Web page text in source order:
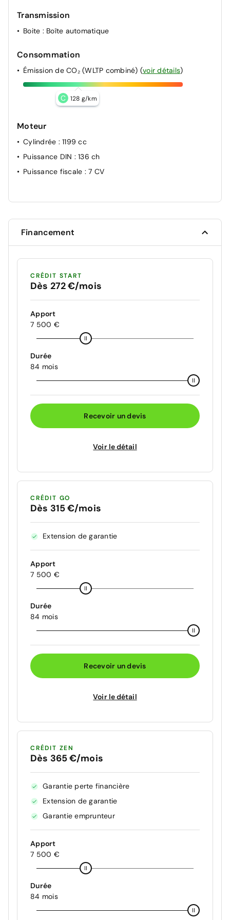
Transmission
Boite : Boîte automatique
Consommation
Émission de CO₂ (WLTP combiné) (voir détails)
C 128 g/km
Moteur
Cylindrée : 1199 cc
Puissance DIN : 136 ch
Puissance fiscale : 7 CV
Financement
CRÉDIT START
Dès 272 €/mois
Apport
7 500 €
Durée
84 mois
Recevoir un devis
Voir le détail
CRÉDIT GO
Dès 315 €/mois
Extension de garantie
Apport
7 500 €
Durée
84 mois
Recevoir un devis
Voir le détail
CRÉDIT ZEN
Dès 365 €/mois
Garantie perte financière
Extension de garantie
Garantie emprunteur
Apport
7 500 €
Durée
84 mois